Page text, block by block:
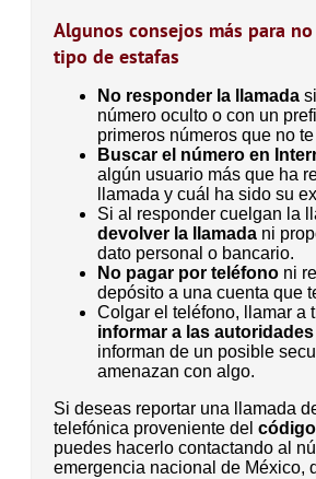
Algunos consejos más para
tipo de estafas
No responder la llamada
número oculto o con un
primeros números que no
Buscar el número en
algún usuario más que ha
llamada y cuál ha sido su
Si al responder cuelgan la
devolver la llamada ni
dato personal o bancario.
No pagar por teléfono ni
depósito a una cuenta que
Colgar el teléfono, llamar a
informar a las
informan de un posible
amenazan con algo.
Si deseas reportar una llamada
telefónica proveniente del
puedes hacerlo contactando al
emergencia nacional de México,